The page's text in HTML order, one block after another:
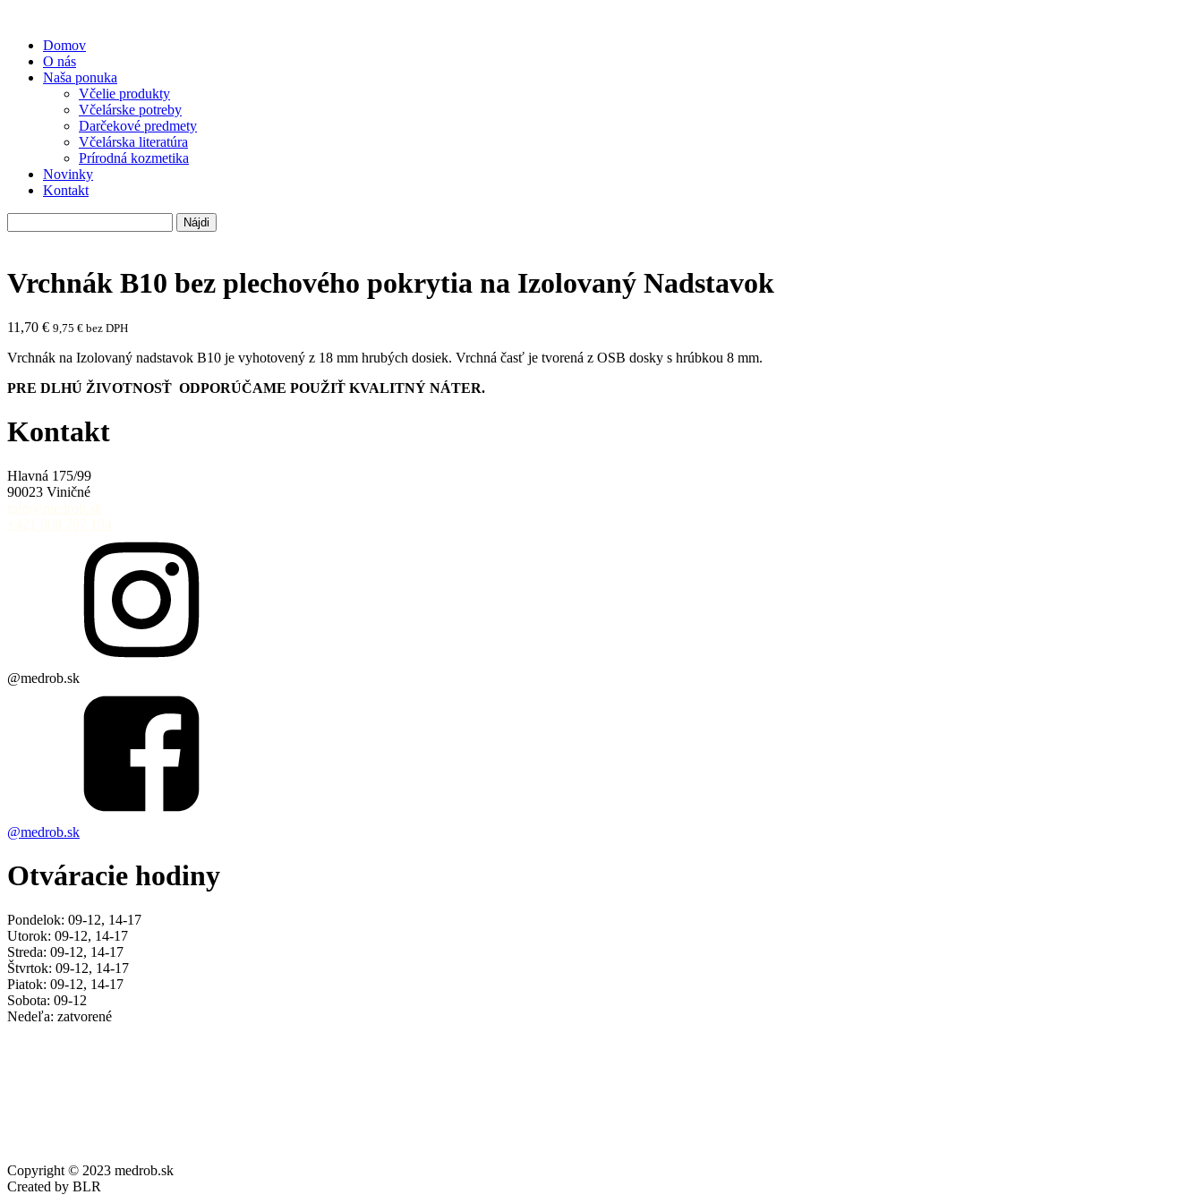
Domov
O nás
Naša ponuka
Včelie produkty
Včelárske potreby
Darčekové predmety
Včelárska literatúra
Prírodná kozmetika
Novinky
Kontakt
Vrchnák B10 bez plechového pokrytia na Izolovaný Nadstavok
11,70 € 9,75 € bez DPH
Vrchnák na Izolovaný nadstavok B10 je vyhotovený z 18 mm hrubých dosiek. Vrchná časť je tvorená z OSB dosky s hrúbkou 8 mm.
PRE DLHÚ ŽIVOTNOSŤ ODPORÚČAME POUŽIŤ KVALITNÝ NÁTER.
Kontakt
Hlavná 175/99
90023 Viničné
@medrob.sk
@medrob.sk
Otváracie hodiny
Pondelok: 09-12, 14-17
Utorok: 09-12, 14-17
Streda: 09-12, 14-17
Štvrtok: 09-12, 14-17
Piatok: 09-12, 14-17
Sobota: 09-12
Nedeľa: zatvorené
Copyright © 2023 medrob.sk
Created by BLR